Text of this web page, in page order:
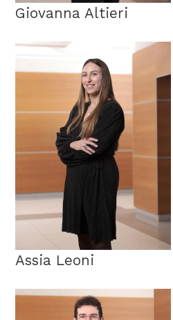
Giovanna Altieri
Assia Leoni